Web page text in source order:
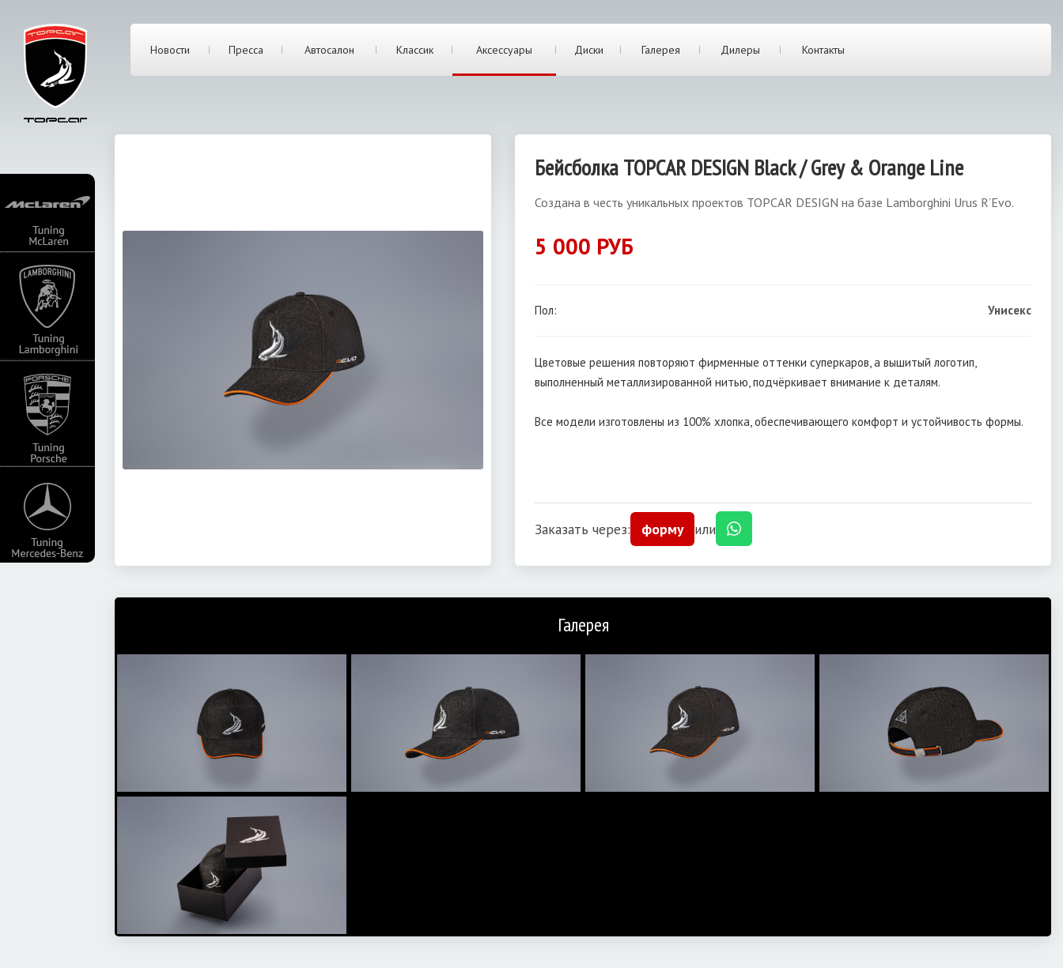
Новости Пресса Автосалон Классик Аксессуары Диски Галерея Дилеры Контакты
Бейсболка TOPCAR DESIGN Black / Grey & Orange Line
Создана в честь уникальных проектов TOPCAR DESIGN на базе Lamborghini Urus R’Evo.
5 000 РУБ
Пол: Унисекс
Цветовые решения повторяют фирменные оттенки суперкаров, а вышитый логотип,
выполненный металлизированной нитью, подчёркивает внимание к деталям.
Все модели изготовлены из 100% хлопка, обеспечивающего комфорт и устойчивость формы.
Заказать через: форму или
Галерея